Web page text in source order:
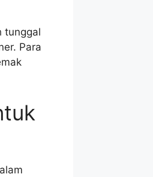
tunggal
Para